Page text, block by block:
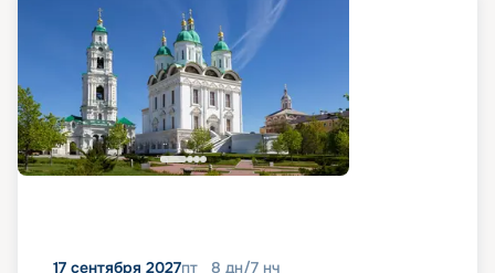
17 сентября 2027пт 8 дн/7 нч